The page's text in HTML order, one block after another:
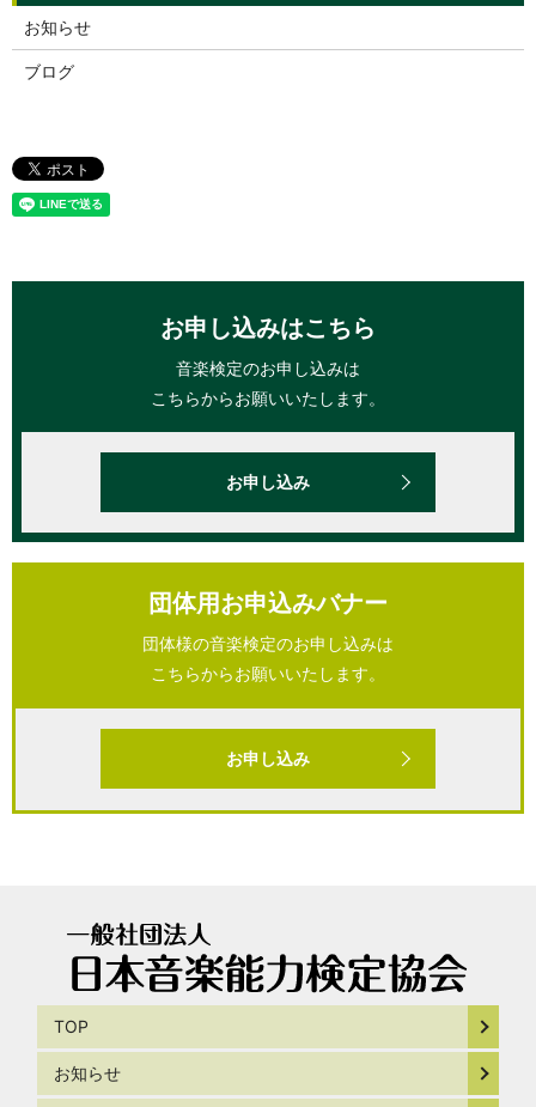
お知らせ
ブログ
お申し込みはこちら
音楽検定のお申し込みは
こちらからお願いいたします。
お申し込み
団体用お申込みバナー
団体様の音楽検定のお申し込みは
こちらからお願いいたします。
お申し込み
TOP
お知らせ